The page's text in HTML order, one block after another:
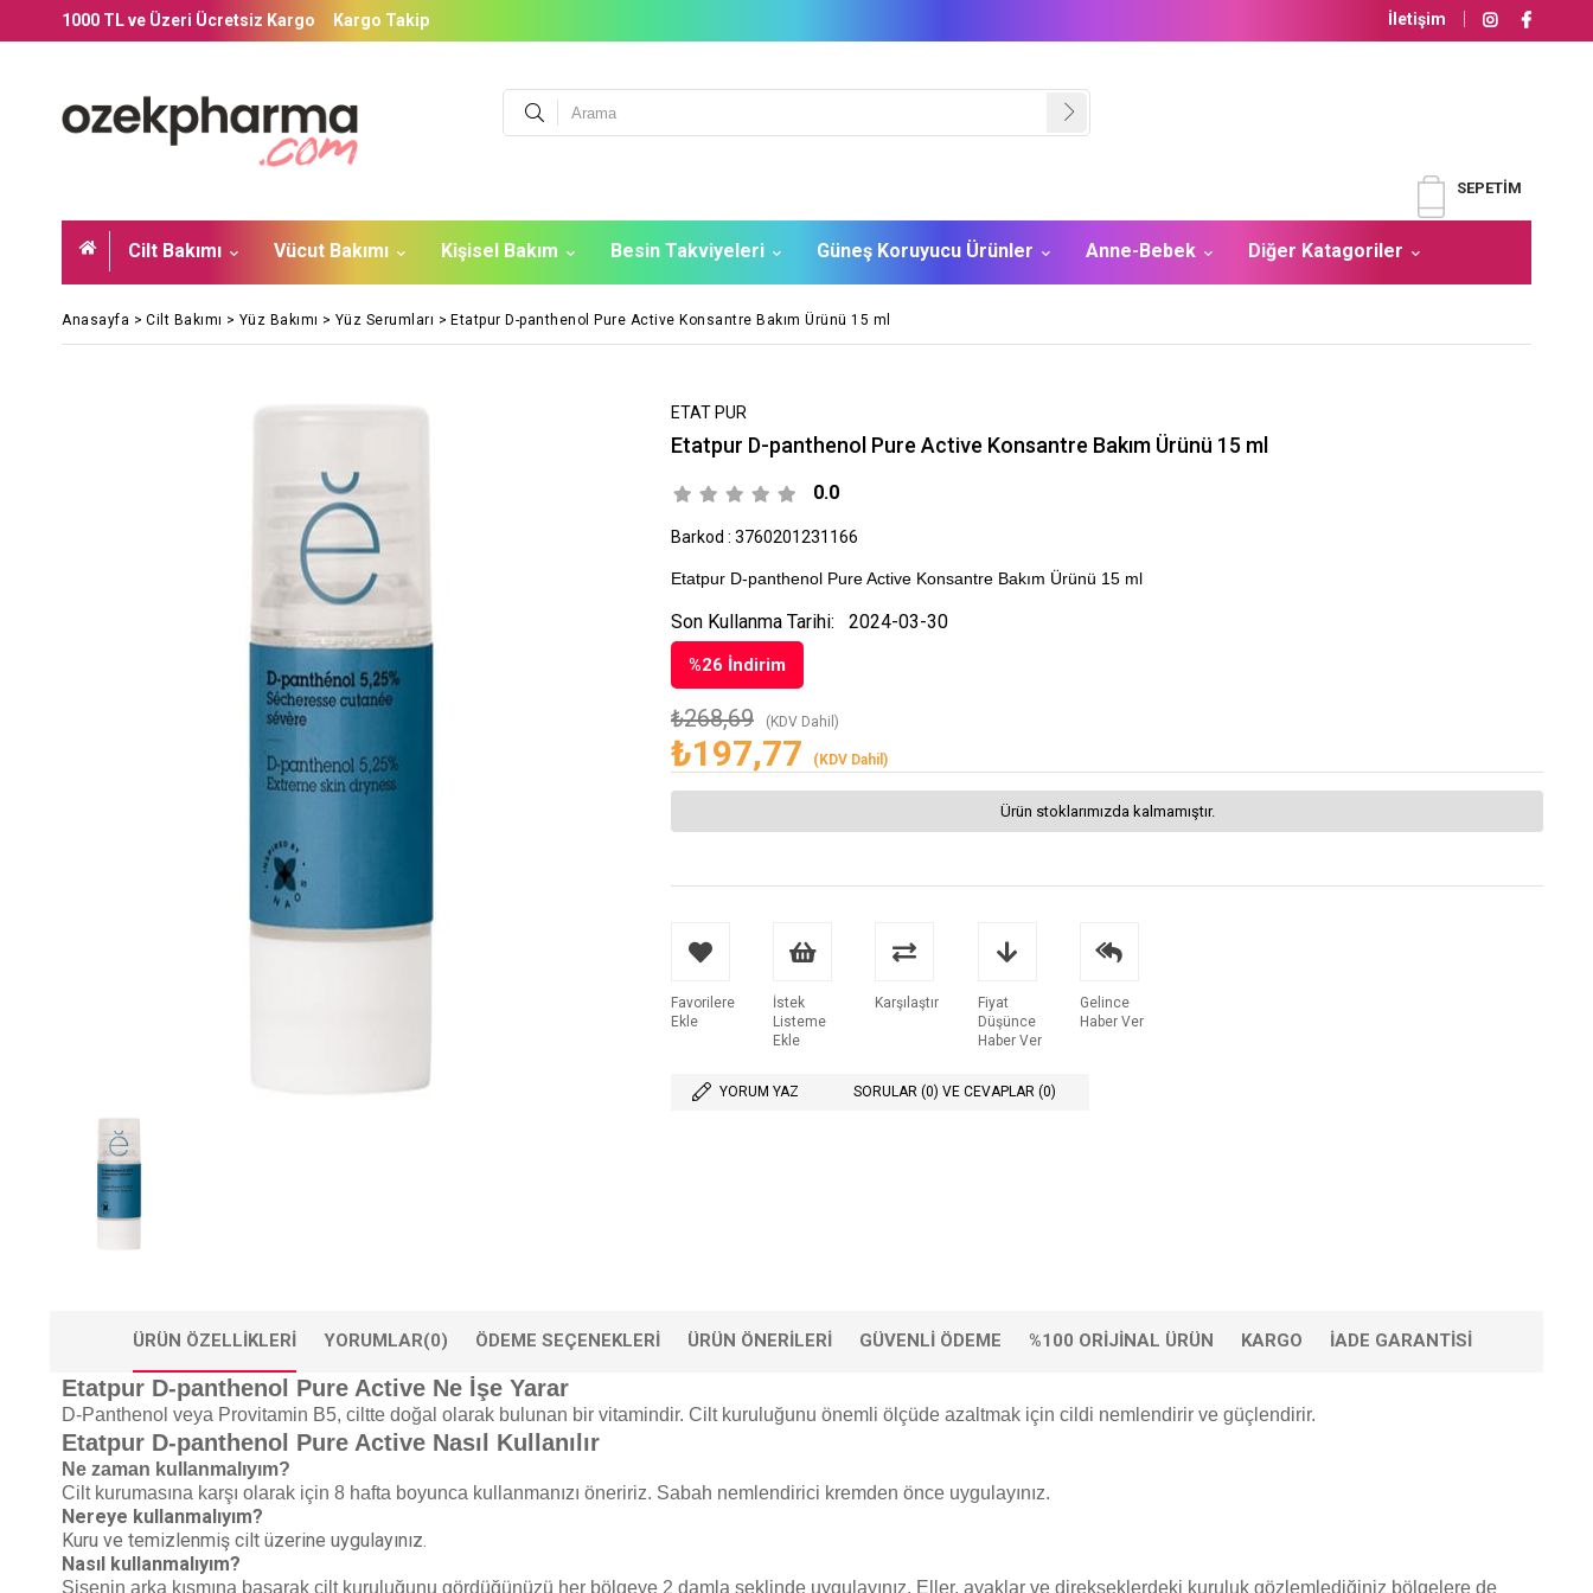
1000 TL ve Üzeri Ücretsiz Kargo Kargo Takip İletişim
SEPETIM
Cilt Bakımı Vücut Bakımı Kişisel Bakım Besin Takviyeleri Güneş Koruyucu Ürünler Anne-Bebek Diğer Katagoriler
Anasayfa > Cilt Bakımı > Yüz Bakımı > Yüz Serumları > Etatpur D-panthenol Pure Active Konsantre Bakım Ürünü 15 ml
ETAT PUR
Etatpur D-panthenol Pure Active Konsantre Bakım Ürünü 15 ml
0.0
Barkod : 3760201231166
Etatpur D-panthenol Pure Active Konsantre Bakım Ürünü 15 ml
%26 İndirim
₺268,69 (KDV Dahil)
₺197,77 (KDV Dahil)
Son Kullanma Tarihi: 2024-03-30
Ürün stoklarımızda kalmamıştır.
Favorilere
Ekle
İstek
Listeme
Ekle
Karşılaştır
Fiyat
Düşünce
Haber Ver
Gelince
Haber Ver
YORUM YAZ SORULAR (0) VE CEVAPLAR (0)
ÜRÜN ÖZELLIKLERI YORUMLAR(0) ÖDEME SEÇENEKLERI ÜRÜN ÖNERILERI GÜVENLI ÖDEME %100 ORIJINAL ÜRÜN KARGO İADE GARANTISI
Etatpur D-panthenol Pure Active Ne İşe Yarar
D-Panthenol veya Provitamin B5, ciltte doğal olarak bulunan bir vitamindir. Cilt kuruluğunu önemli ölçüde azaltmak için cildi nemlendirir ve güçlendirir.
Etatpur D-panthenol Pure Active Nasıl Kullanılır
Ne zaman kullanmalıyım?
Cilt kurumasına karşı olarak için 8 hafta boyunca kullanmanızı öneririz. Sabah nemlendirici kremden önce uygulayınız.
Nereye kullanmalıyım?
Kuru ve temizlenmiş cilt üzerine uygulayınız.
Nasıl kullanmalıyım?
Şişenin arka kısmına basarak cilt kuruluğunu gördüğünüzü her bölgeye 2 damla şeklinde uygulayınız. Eller, ayaklar ve direkseklerdeki kuruluk gözlemlediğiniz bölgelere de